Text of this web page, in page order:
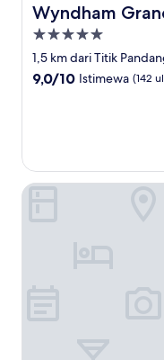
Wyndham
Wyndham Grand
Properti
bintang
5.0
1,5 km dari Titik
9.0
9,0/10 Istimewa (142
Roost Glamping